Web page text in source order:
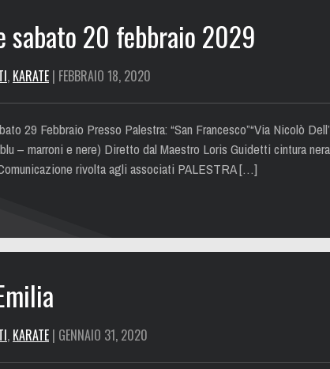
sabato 20 febbraio 2029
, KARATE | FEBBRAIO 18, 2020
29 Febbraio Presso Palestra: “San Francesco”“Via Nicolò
– marroni e nere) Diretto dal Maestro Loris Guidetti cintura
rivolta agli associati PALESTRA […]
, KARATE | GENNAIO 31, 2020